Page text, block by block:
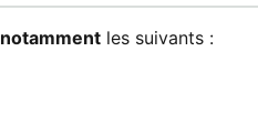
notammentles suivants :